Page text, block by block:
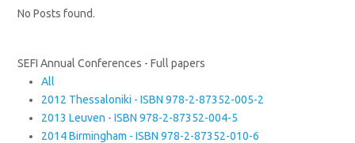
No Posts found.
SEFI Annual Conferences - Full papers
All
2012 Thessaloniki - ISBN 978-2-87352-005-2
2013 Leuven - ISBN 978-2-87352-004-5
2014 Birmingham - ISBN 978-2-87352-010-6